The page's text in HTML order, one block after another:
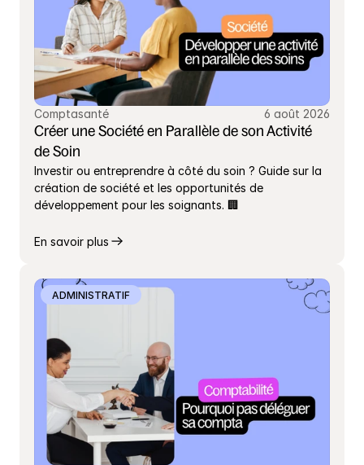
Comptasanté 6 août 2026
Créer une Société en Parallèle de son Activité
de Soin
Investir ou entreprendre à côté du soin ? Guide sur la
création de société et les opportunités de
développement pour les soignants. 🏢
En savoir plus
ADMINISTRATIF